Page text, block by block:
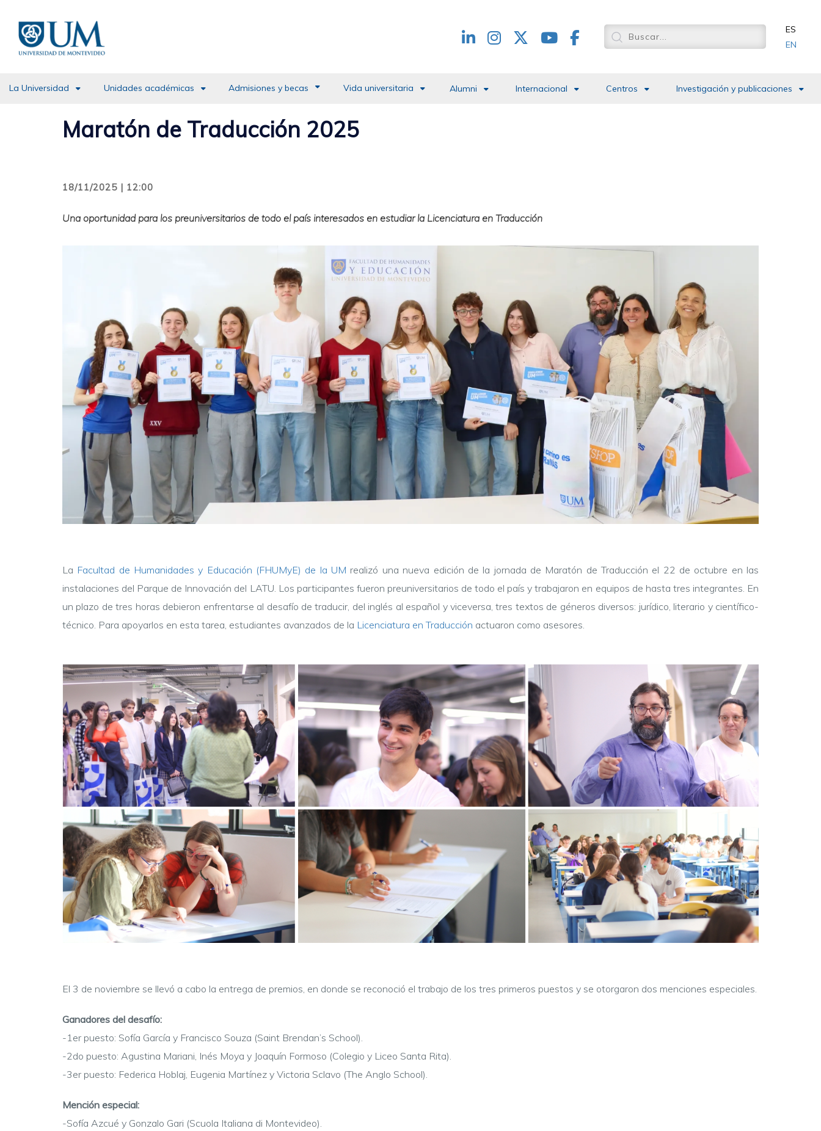
contenido
principal
Redes
ES
EN
La Universidad Unidades académicas Admisiones y becas Vida universitaria Alumni Internacional Centros Investigación y publicaciones
Maratón de Traducción 2025
18/11/2025 | 12:00
Una oportunidad para los preuniversitarios de todo el país interesados en estudiar la Licenciatura en Traducción
La Facultad de Humanidades y Educación (FHUMyE) de la UM realizó una nueva edición de la jornada de Maratón de Traducción el 22 de octubre en las
instalaciones del Parque de Innovación del LATU. Los participantes fueron preuniversitarios de todo el país y trabajaron en equipos de hasta tres integrantes. En
un plazo de tres horas debieron enfrentarse al desafío de traducir, del inglés al español y viceversa, tres textos de géneros diversos: jurídico, literario y científico-
técnico. Para apoyarlos en esta tarea, estudiantes avanzados de la Licenciatura en Traducción actuaron como asesores.
El 3 de noviembre se llevó a cabo la entrega de premios, en donde se reconoció el trabajo de los tres primeros puestos y se otorgaron dos menciones especiales.
Ganadores del desafío:
-1er puesto: Sofía García y Francisco Souza (Saint Brendan’s School).
-2do puesto: Agustina Mariani, Inés Moya y Joaquín Formoso (Colegio y Liceo Santa Rita).
-3er puesto: Federica Hoblaj, Eugenia Martínez y Victoria Sclavo (The Anglo School).
Mención especial:
-Sofía Azcué y Gonzalo Gari (Scuola Italiana di Montevideo).